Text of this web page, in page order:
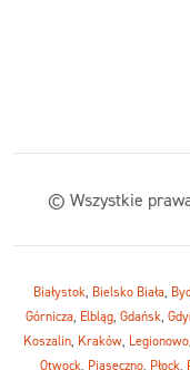
© Wszystkie
Białystok, Bielsko Biała,
Górnicza, Elbląg, Gdańsk,
Koszalin, Kraków, Legionowo,
Otwock, Piaseczno, Płock,